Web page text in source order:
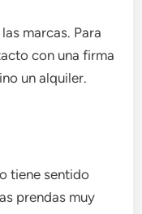
marcas. Para
con una firma
un alquiler.
tiene sentido
prendas muy